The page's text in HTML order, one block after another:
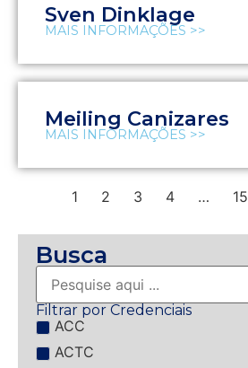
Sven Dinklage
MAIS INFORMAÇÕES >>
Meiling Canizares
MAIS INFORMAÇÕES >>
1 2 3 4 … 15
Busca
Filtrar por Credenciais
ACC
ACTC